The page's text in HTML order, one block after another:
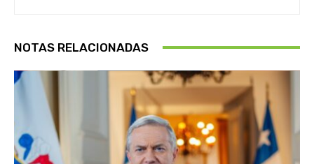
NOTAS RELACIONADAS